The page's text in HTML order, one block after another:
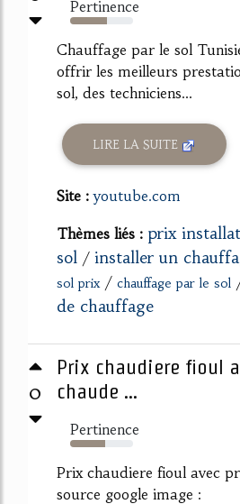
Pertinence
58%
Chauffage par le sol
offrir les meilleurs
sol, des techniciens...
LIRE LA SUITE
Site :youtube.com
Thèmes liés : prix
sol / installer un
sol prix/ chauffage par le sol
de chauffage
0
Prix chaudiere fioul
chaude ...
Pertinence
55%
Prix chaudiere fioul avec
source google image :